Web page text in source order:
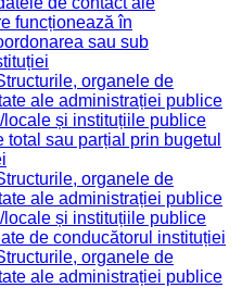
funcționează în
sau sub
organele de
ale administrației publice
locale și instituțiile publice
total sau parțial prin bugetul
organele de
ale administrației publice
locale și instituțiile publice
de conducătorul instituției
organele de
ale administrației publice